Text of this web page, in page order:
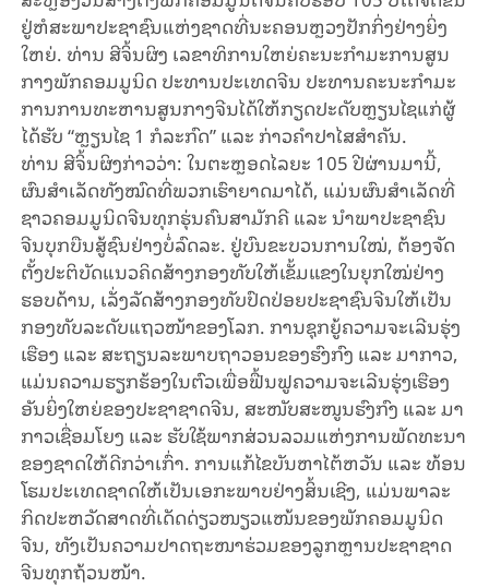
ຢູ່​ຫໍ​ສະ​ພາ​ປະ​ຊາ​ຊົນ​ແຫ່ງ​ຊາດ​ທີ່​ນະ​ຄອນຫຼວງ​ປັກ​ກິ່ງຢ່າງ​ຍິ່ງ​
ໃຫຍ່. ທ່ານ ສີ​ຈິ້ນ​ຜິງ ເລ​ຂາ​ທິ​ການ​ໃຫຍ່​ຄະ​ນະ​ກຳ​ມະ​ການ​ສູນ​
ກາງ​ພັກ​ຄອມ​ມູ​ນິດ​ ປະ​ທານ​ປະ​ເທດ​ຈີນ ປະ​ທານ​ຄະ​ນະ​ກຳ​ມະ​
ການ​ການ​ທະ​ຫານ​ສູນ​ກາງ​ຈີນ​ໄດ້​ໃຫ້​ກຽດປະ​ດັບ​ຫຼຽນ​ໄຊ​ແກ່​ຜູ້​
ໄດ້​ຮັບ “ຫຼຽນ​ໄຊ 1 ກໍ​ລະ​ກົດ” ແລະ ກ່າວ​ຄຳ​ປາ​ໄສ​ສຳ​ຄັນ.
ທ່ານ ສີ​ຈິ້ນ​ຜິງ​ກ່າວ​ວ່າ: ໃນ​ຕະຫຼອດ​ໄລ​ຍະ 105 ປີຜ່ານ​ມາ​ນີ້,
ຜົນ​ສຳ​ເລັດ​​ທັງ​ໝົດ​ທີ່​ພວກ​ເຮົາ​ຍາດ​ມາ​ໄດ້, ແມ່ນ​ຜົນ​ສຳ​ເລັດ​ທີ່​
ຊາວ​ຄອມ​ມູ​ນິດ​ຈີນ​ທຸກ​ຮຸ່ນ​ຄົນສາ​ມັກ​ຄີ ແລະ ​ນຳ​ພາ​ປະ​ຊາ​ຊົນ​
ຈີນ​ບຸກ​ບືນ​ສູ້​ຊົນຢ່າງ​ບໍ່​ລົດ​ລະ. ຢູ່​ບົນ​ຂະ​ບວນ​ການ​ໃໝ່, ຕ້ອງ​ຈັດ​
ຕັ້ງ​ປະ​ຕິ​ບັດ​ແນວ​ຄິດ​ສ້າງກອງ​ທັບ​ໃຫ້​ເຂັ້ມ​ແຂງ​ໃນ​ຍຸກ​ໃໝ່​ຢ່າງ​
ຮອບ​ດ້ານ, ເລັ່ງ​ລັດ​ສ້າງກອງ​ທັບ​ປົດ​ປ່ອຍ​ປະ​ຊາ​ຊົນ​ຈີນ​ໃຫ້​ເປັນ​
ກອງ​ທັບ​ລະ​ດັບແຖວ​ໜ້າ​ຂອງ​ໂລກ. ການ​ຊຸກ​ຍູ້​ຄວາມ​ຈະ​ເລີນ​ຮຸ່ງ​
ເຮືອງ ແລະ ສະ​ຖຽນ​ລະ​ພາບ​ຖາ​ວອນ​ຂອງ​ຮົງ​ກົງ ແລະ ມາ​ກາວ,
ແມ່ນ​ຄວາມ​ຮຽກ​ຮ້ອງ​ໃນ​ຕົວ​ເພື່ອ​ຟື້ນ​ຟູ​ຄວາມ​ຈະ​ເລີນ​ຮຸ່ງ​ເຮືອງ​
ອັນ​ຍິ່ງ​ໃຫຍ່​ຂອງ​ປະ​ຊາ​ຊາດ​ຈີນ, ສະ​ໜັບ​ສະ​ໜູນ​ຮົງ​ກົງ ແລະ ມາ​
ກາວ​ເຊື່ອມ​ໂຍງ​ ແລະ ຮັບ​ໃຊ້​ພາກ​ສ່ວນ​ລວມ​ແຫ່ງ​ການ​ພັດ​ທະ​ນາ​
ຂອງ​ຊາດ​​ໃຫ້​ດີກວ່າ​ເກົ່າ. ການ​ແກ້​ໄຂ​ບັນ​ຫາ​ໄຕ້​ຫວັນ ແລະ ທ້ອນ​
ໂຮມ​ປະ​ເທດ​ຊາດ​ໃຫ້​ເປັນ​ເອ​ກະ​ພາບ​ຢ່າງ​ສິ້ນ​ເຊີງ, ແມ່ນພາ​ລະ​
ກິດປະ​ຫວັດ​ສາດ​ທີ່​ເດັດ​ດ່ຽວ​ໜຽວ​ແໜ້ນຂອງ​ພັກ​ຄອມ​ມູ​ນິດ​
ຈີນ, ທັງ​ເປັນ​ຄວາມ​ປາດ​ຖະ​ໜາ​ຮ່ວມ​ຂອງ​ລູກຫຼານ​ປະ​ຊາ​ຊາດ​
ຈີນ​ທຸກ​ຖ້ວນ​ໜ້າ.